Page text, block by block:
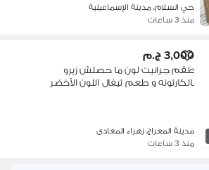
حي السلام، مدينة الإسماعيلية
منذ 3 ساعات
3,000 ج.م
طقم جرانيت لون ما حصلش زيرو
بالكارتونه و طعم تيفال اللون الأخضر
مدينة المعراج، زهراء المعادى
منذ 3 ساعات